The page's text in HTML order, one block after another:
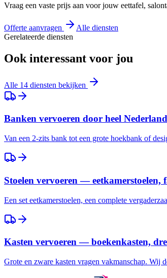
Vraag een vaste prijs aan voor jouw eettafel,
Offerte aanvragen
Alle diensten
Gerelateerde diensten
Ook interessant voor jou
Alle 14 diensten bekijken
Banken vervoeren door heel Nederland
Van een 2-zits bank tot een grote hoekbank of
Stoelen vervoeren — eetkamerstoelen,
Een set eetkamerstoelen, een complete
Kasten vervoeren — boekenkasten,
Grote en zware kasten vragen vakmanschap. Wij